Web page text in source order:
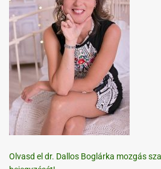
Olvasd el dr. Dallos Boglárka mozgás